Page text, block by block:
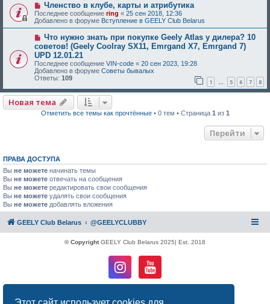
Членство в клубе, карты и атрибутика
Последнее сообщение ring « 25 сен 2018, 12:36
Добавлено в форуме Вступление в GEELY Club Belarus
Что нужно знать при покупке Geely Atlas у дилера? 10
советов! (Geely Coolray SX11, Emrgand X7, Emrgand 7)
UPD 12.01.21
Последнее сообщение VIN-code « 20 сен 2023, 19:28
Добавлено в форуме Советы бывалых
Ответы: 109 1 … 5 6 7 8
Новая тема
Отметить все темы как прочтённые• 0 тем • Страница 1 из 1
Перейти
ПРАВА ДОСТУПА
Вы не можете начинать темы
Вы не можете отвечать на сообщения
Вы не можете редактировать свои сообщения
Вы не можете удалять свои сообщения
Вы не можете добавлять вложения
GEELY Club Belarus @GEELYCLUBBY
© CopyrightGEELY Club Belarus 2025| Est. 2018
Русская поддержка phpBB